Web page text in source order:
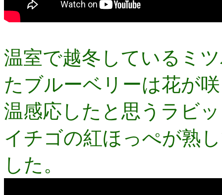
温室で越冬しているミ
たブルーベリーは花が
温感応したと思うラビ
イチゴの紅ほっぺが熟
した。